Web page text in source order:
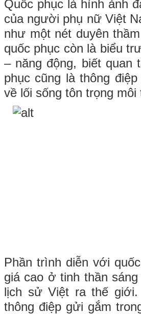
Quốc phục là hình ảnh
của người phụ nữ Việt
như một nét duyên
quốc phục còn là biểu
– năng động, biết quan
phục cũng là thông
về lối sống tôn trọng
Phần trình diễn với
giá cao ở tinh thần
lịch sử Việt ra thế
thông điệp gửi gắm